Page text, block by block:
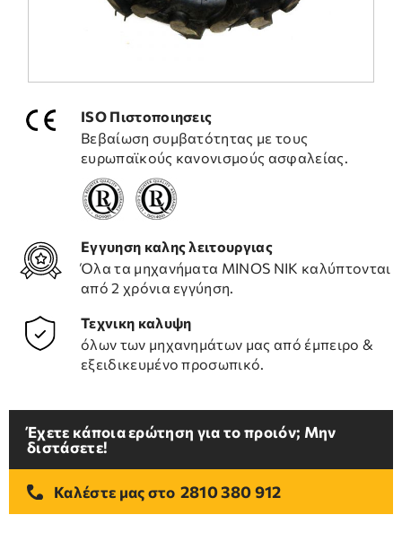
ISO Πιστοποιησεις
Βεβαίωση συμβατότητας με τους
ευρωπαϊκούς κανονισμούς ασφαλείας.
Εγγυηση καλης λειτουργιας
Όλα τα μηχανήματα ΜΙΝΟS NIK καλύπτονται
από 2 χρόνια εγγύηση.
Τεχνικη καλυψη
όλων των μηχανημάτων μας από έμπειρο &
εξειδικευμένο προσωπικό.
Έχετε κάποια ερώτηση για το προιόν; Μην
διστάσετε!
Καλέστε μας στο 2810 380 912